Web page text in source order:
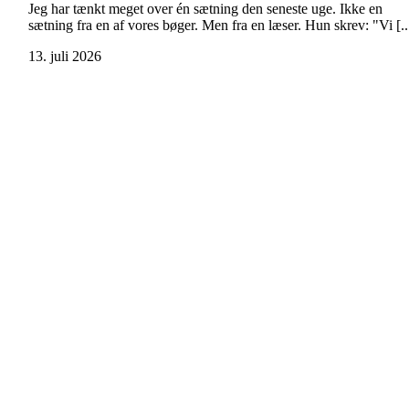
Jeg har tænkt meget over én sætning den seneste uge. Ikke en
sætning fra en af vores bøger. Men fra en læser. Hun skrev: "Vi
13. juli 2026